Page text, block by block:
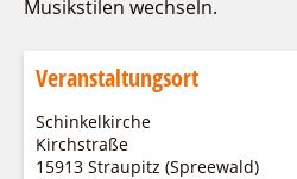
Musikstilen wechseln.
Veranstaltungsort
Schinkelkirche
Kirchstraße
15913 Straupitz (Spreewald)